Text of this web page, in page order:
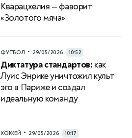
Кварацхелия — фаворит
«Золотого мяча»
ФУТБОЛ • 29/05/2026 10:52
Диктатура стандартов: как
Луис Энрике уничтожил культ
эго в Париже и создал
идеальную команду
ХОККЕЙ • 29/05/2026 10:17